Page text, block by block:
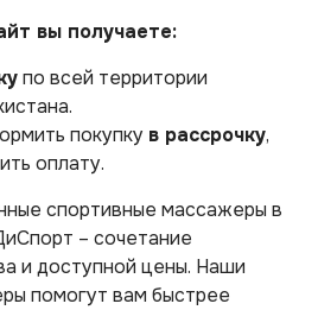
вы получаете:
по всей территории
покупку в рассрочку,
оплату.
спортивные массажеры в
– сочетание
и доступной цены. Наши
помогут вам быстрее